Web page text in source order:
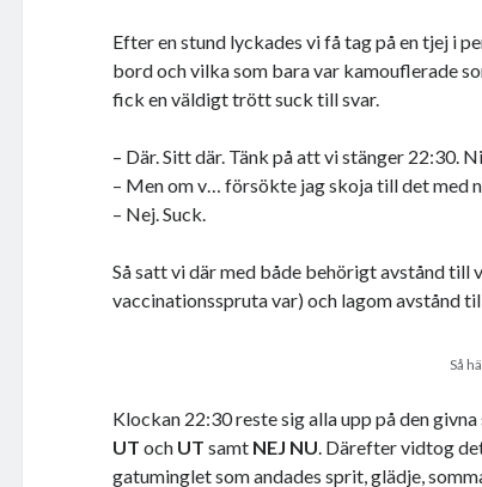
Efter en stund lyckades vi få tag på en tjej i
bord och vilka som bara var kamouflerade
fick en väldigt trött suck till svar.
– Där. Sitt där. Tänk på att vi stänger 22:30.
– Men om v… försökte jag skoja till det med
– Nej. Suck.
Så satt vi där med både behörigt avstånd till
vaccinationsspruta var) och lagom avstånd
Så
Klockan 22:30 reste sig alla upp på den
UT och UT samt NEJ NU. Därefter vidtog
gatuminglet som andades sprit, glädje,